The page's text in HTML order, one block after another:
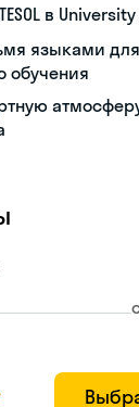
в
языками для
обучения